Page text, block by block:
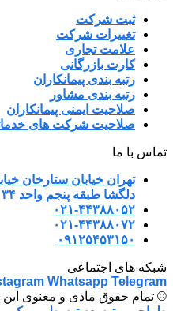
ثبت شرکت
تغییرات شرکت
علامت تجاری
کارت بازرگانی
رتبه بندی پیمانکاران
رتبه بندی مشاور
صلاحیت ایمنی پیمانکاران
صلاحیت شرکت های
تماس با ما
دلگشا طبقه پنجم واحد ۳۴
۰۲۱-۴۴۳۸۸۰۵۲
۰۲۱-۴۴۳۸۸۰۷۲
۰۹۱۲۵۴۵۳۱۵۰
شبکه های اجتماعی
Whatsapp Telegram
© تمام حقوق مادی و معنوی این